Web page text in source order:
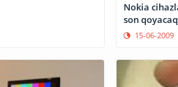
Nokia cihazların enerji probleminə
son qoyacaq
15-06-2009